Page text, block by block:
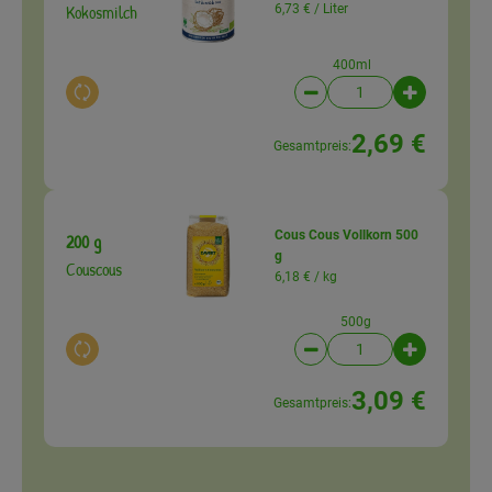
Kokosmilch
Auswahl ändern
6,73 € / Liter
400ml
Artikelanzahl
Gesamtpreis:2,69 €
200 g
Couscous
Auswahl ändern
Cous Cous Vollkorn 500
g
6,18 € / kg
500g
Artikelanzahl
Gesamtpreis:3,09 €